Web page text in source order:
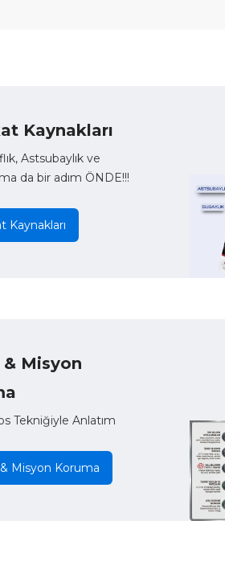
Kaynakları
Astsubaylık ve
da bir adım ÖNDE!!!
Kaynakları
& Misyon
Tekniğiyle Anlatım
Misyon Koruma